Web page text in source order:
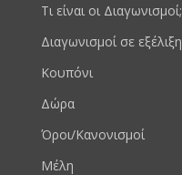
Τι είναι οι Διαγωνισμοί;
Διαγωνισμοί σε εξέλιξη
Κουπόνι
Δώρα
Όροι/Κανονισμοί
Μέλη